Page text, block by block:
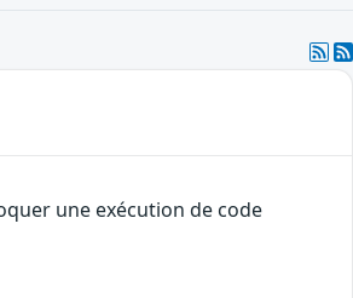
une exécution de code